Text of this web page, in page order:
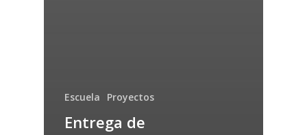
Escuela Proyectos
Entrega de